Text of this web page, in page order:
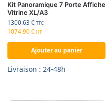
Kit Panoramique 7 Porte Affiche
Vitrine XL/A3
1300.63€ TTC
1074.90€ HT
Ajouter au panier
Livraison : 24-48h